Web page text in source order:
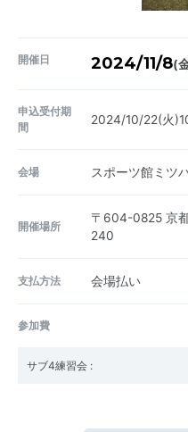
開催日 2024/11/8(
申込受付期
間
2024/10/22(火
会場 スポーツ館ミツ
開催場所
〒604-0825 京
240
支払方法 会場払い
参加費
サブ4練習会 :